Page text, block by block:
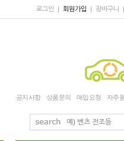
로그인 | 회원가입 | 장바구니 |
공지사항
상품문의 매입요청 자주